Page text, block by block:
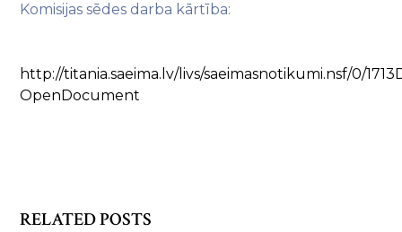
Komisijas sēdes darba kārtība:
http://titania.saeima.lv/livs/saeimasnotikumi.nsf/0/
OpenDocument
RELATED POSTS